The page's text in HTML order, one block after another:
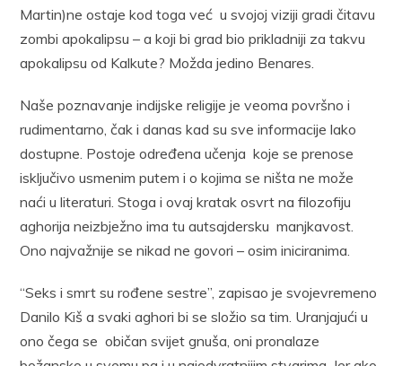
Martin)ne ostaje kod toga već u svojoj viziji gradi čitavu
zombi apokalipsu – a koji bi grad bio prikladniji za takvu
apokalipsu od Kalkute? Možda jedino Benares.
Naše poznavanje indijske religije je veoma površno i
rudimentarno, čak i danas kad su sve informacije lako
dostupne. Postoje određena učenja koje se prenose
isključivo usmenim putem i o kojima se ništa ne može
naći u literaturi. Stoga i ovaj kratak osvrt na filozofiju
aghorija neizbježno ima tu autsajdersku manjkavost.
Ono najvažnije se nikad ne govori – osim iniciranima.
“Seks i smrt su rođene sestre”, zapisao je svojevremeno
Danilo Kiš a svaki aghori bi se složio sa tim. Uranjajući u
ono čega se običan svijet gnuša, oni pronalaze